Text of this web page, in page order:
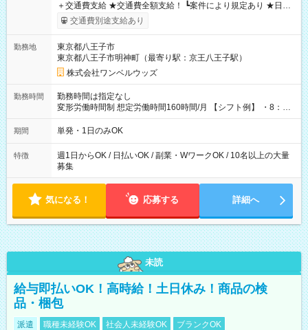
＋交通費支給 ★交通費全額支給！ ┗案件により規定あり ★日払
いOK！（規定あり） ┗働いたその日に現金GET♪ お仕事後はコ
ンビニATMから 日払い分を引き落とせます！ 【試用期間】試
交通費別途支給あり
勤務地
東京都八王子市
東京都八王子市明神町（最寄り駅：京王八王子駅）
株式会社ワンベルウッズ
勤務時間
勤務時間は指定なし
変形労働時間制 想定労働時間160時間/月 【シフト例】 ・8：00
～21：00
期間 単発・1日のみOK
特徴
週1日からOK / 日払いOK / 副業・WワークOK / 10名以上の大量
募集
気になる！ 応募する 詳細へ
未読
給与即払いOK！高時給！土日休み！商品の検
品・梱包
派遣 職種未経験OK 社会人未経験OK
ブランクOK